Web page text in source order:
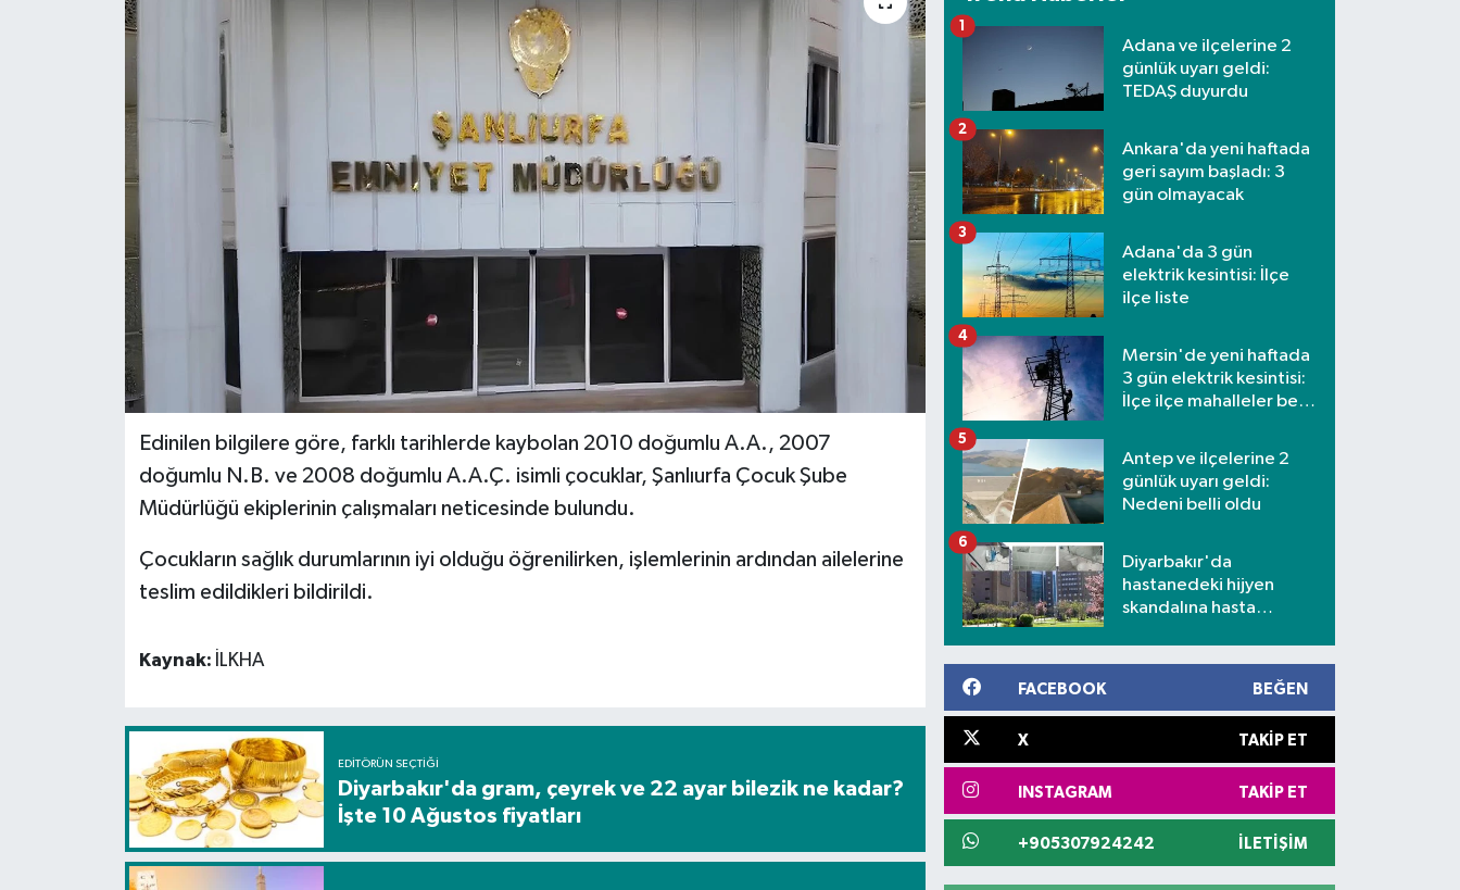
Edinilen bilgilere göre, farklı tarihlerde kaybolan 2010 doğumlu A.A., 2007
doğumlu N.B. ve 2008 doğumlu A.A.Ç. isimli çocuklar, Şanlıurfa Çocuk Şube
Müdürlüğü ekiplerinin çalışmaları neticesinde bulundu.
Çocukların sağlık durumlarının iyi olduğu öğrenilirken, işlemlerinin ardından ailelerine
teslim edildikleri bildirildi.
Kaynak: İLKHA
EDITÖRÜN SEÇTIĞI
Diyarbakır'da gram, çeyrek ve 22 ayar bilezik ne kadar?
İşte 10 Ağustos fiyatları
Adana ve ilçelerine 2
günlük uyarı geldi:
TEDAŞ duyurdu
1
Ankara'da yeni haftada
geri sayım başladı: 3
gün olmayacak
2
Adana'da 3 gün
elektrik kesintisi: İlçe
ilçe liste
3
Mersin'de yeni haftada
3 gün elektrik kesintisi:
İlçe ilçe mahalleler belli
4
Antep ve ilçelerine 2
günlük uyarı geldi:
Nedeni belli oldu
5
Diyarbakır'da
hastanedeki hijyen
skandalına hasta
6
FACEBOOK BEĞEN
X TAKIP ET
INSTAGRAM TAKIP ET
+905307924242 İLETIŞIM
Kültür & Sanat